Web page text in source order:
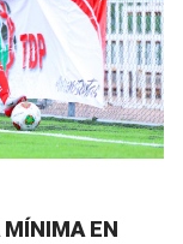
MÍNIMA EN